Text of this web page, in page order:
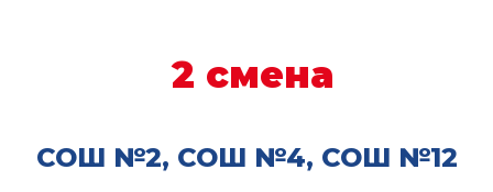
2 смена
СОШ №2, СОШ №4, СОШ №12